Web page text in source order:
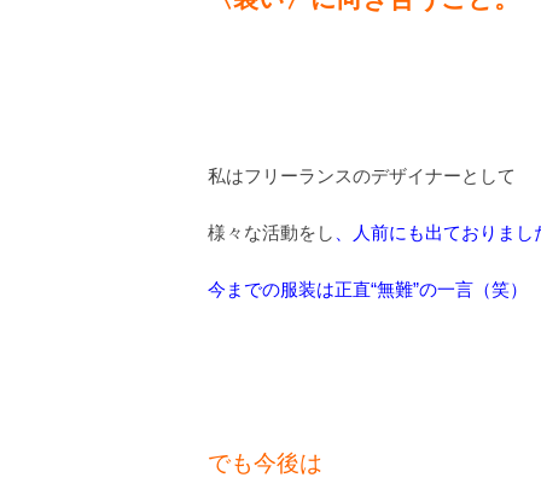
私はフリーランスのデザイナーとして
様々な活動をし 、人前にも出ておりまし
今までの服装は正直“無難”の一言（笑）
でも今後は